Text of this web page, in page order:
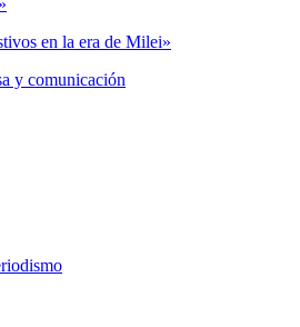
en la era de Milei»
y comunicación